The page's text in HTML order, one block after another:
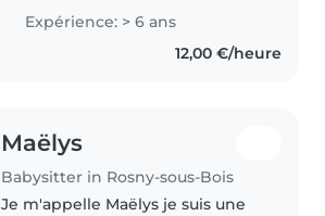
babysitting depuis 2018,
notamment via Nounou-Top,
mais également beaucoup par le
Expérience: > 6 ans
12,00 €/heure
Maëlys
Babysitter in Rosny-sous-Bois
Je m'appelle Maëlys je suis une